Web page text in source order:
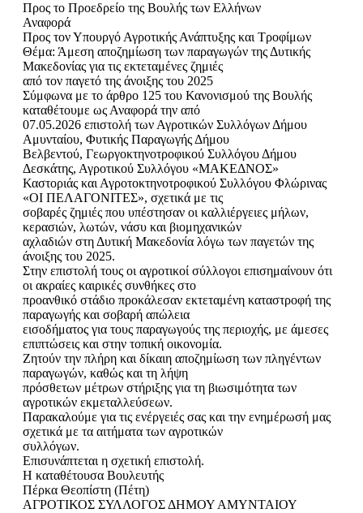
Προς το Προεδρείο της Βουλής των Ελλήνων
Αναφορά
Προς τον Υπουργό Αγροτικής Ανάπτυξης και Τροφίμων
Θέμα: Άμεση αποζημίωση των παραγωγών της Δυτικής
Μακεδονίας για τις εκτεταμένες ζημιές
από τον παγετό της άνοιξης του 2025
Σύμφωνα με το άρθρο 125 του Κανονισμού της Βουλής
καταθέτουμε ως Αναφορά την από
07.05.2026 επιστολή των Αγροτικών Συλλόγων Δήμου
Αμυνταίου, Φυτικής Παραγωγής Δήμου
Βελβεντού, Γεωργοκτηνοτροφικού Συλλόγου Δήμου
Δεσκάτης, Αγροτικού Συλλόγου «ΜΑΚΕΔΝΟΣ»
Καστοριάς και Αγροτοκτηνοτροφικού Συλλόγου Φλώρινας
«ΟΙ ΠΕΛΑΓΟΝΙΤΕΣ», σχετικά με τις
σοβαρές ζημιές που υπέστησαν οι καλλιέργειες μήλων,
κερασιών, λωτών, νάσυ και βιομηχανικών
αχλαδιών στη Δυτική Μακεδονία λόγω των παγετών της
άνοιξης του 2025.
Στην επιστολή τους οι αγροτικοί σύλλογοι επισημαίνουν ότι
οι ακραίες καιρικές συνθήκες στο
προανθικό στάδιο προκάλεσαν εκτεταμένη καταστροφή της
παραγωγής και σοβαρή απώλεια
εισοδήματος για τους παραγωγούς της περιοχής, με άμεσες
επιπτώσεις και στην τοπική οικονομία.
Ζητούν την πλήρη και δίκαιη αποζημίωση των πληγέντων
παραγωγών, καθώς και τη λήψη
πρόσθετων μέτρων στήριξης για τη βιωσιμότητα των
αγροτικών εκμεταλλεύσεων.
Παρακαλούμε για τις ενέργειές σας και την ενημέρωσή μας
σχετικά με τα αιτήματα των αγροτικών
συλλόγων.
Επισυνάπτεται η σχετική επιστολή.
Η καταθέτουσα Βουλευτής
Πέρκα Θεοπίστη (Πέτη)
ΑΓΡΟΤΙΚΟΣ ΣΥΛΛΟΓΟΣ ΔΗΜΟΥ ΑΜΥΝΤΑΙΟΥ